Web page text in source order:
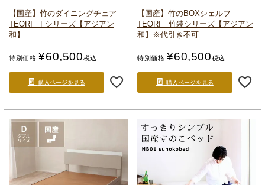
【国産】竹のダイニングチェア
TEORI Fシリーズ 【アジアン
和】
特別価格 ¥60,500税込
購入ページを見る
【国産】竹のBOXシェルフ
TEORI 竹装シリーズ 【アジアン
和】
※代引き不可
特別価格 ¥60,500税込
購入ページを見る